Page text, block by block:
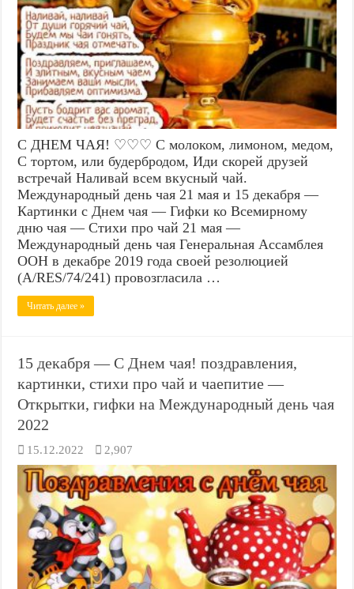
С ДНЕМ ЧАЯ! ♡♡♡ С молоком, лимоном, медом,
С тортом, или будербродом, Иди скорей друзей
встречай Наливай всем вкусный чай.
Международный день чая 21 мая и 15 декабря —
Картинки с Днем чая — Гифки ко Всемирному
дню чая — Стихи про чай 21 мая —
Международный день чая Генеральная Ассамблея
ООН в декабре 2019 года своей резолюцией
(A/RES/74/241) провозгласила …
Читать далее »
15 декабря — С Днем чая! поздравления,
картинки, стихи про чай и чаепитие —
Открытки, гифки на Международный день чая
2022
15.12.2022 2,907